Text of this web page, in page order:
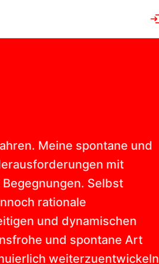
Meine spontane und
mit
Selbst
rationale
und dynamischen
und spontane Art